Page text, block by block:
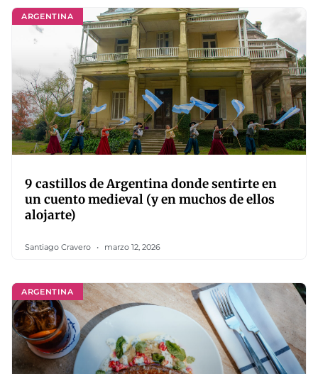
ARGENTINA
9 castillos de Argentina donde sentirte en
un cuento medieval (y en muchos de ellos
alojarte)
Santiago Cravero marzo 12, 2026
ARGENTINA